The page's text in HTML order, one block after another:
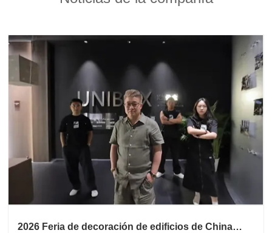
2026 Feria de decoración de edificios de China